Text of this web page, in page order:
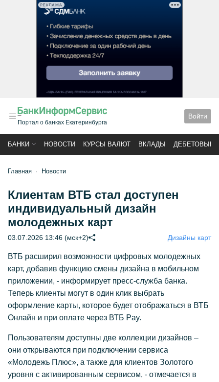
РЕКЛАМА
Портал о банках Екатеринбурга
Войти
БАНКИ НОВОСТИ КУРСЫ ВАЛЮТ ВКЛАДЫ ДЕБЕТОВЫЕ
Главная Новости
Клиентам ВТБ стал доступен
индивидуальный дизайн
молодежных карт
03.07.2026 13:46 (мск+2) Дизайны карт
ВТБ расширил возможности цифровых молодежных
карт, добавив функцию смены дизайна в мобильном
приложении, - информирует пресс-служба банка.
Теперь клиенты могут в один клик выбрать
оформление карты, которое будет отображаться в ВТБ
Онлайн и при оплате через ВТБ Pay.
Пользователям доступны две коллекции дизайнов –
они открываются при подключении сервиса
«Молодежь Плюс», а также для клиентов Золотого
уровня с активированным сервисом, - отмечается в